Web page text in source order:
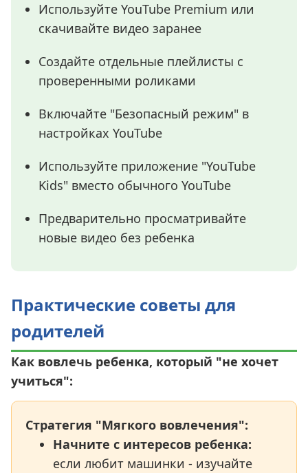
Используйте YouTube Premium или
скачивайте видео заранее
Создайте отдельные плейлисты с
проверенными роликами
Включайте "Безопасный режим" в
настройках YouTube
Используйте приложение "YouTube
Kids" вместо обычного YouTube
Предварительно просматривайте
новые видео без ребенка
Практические советы для
родителей
Как вовлечь ребенка, который "не хочет
учиться":
Стратегия "Мягкого вовлечения":
Начните с интересов ребенка:
если любит машинки - изучайте